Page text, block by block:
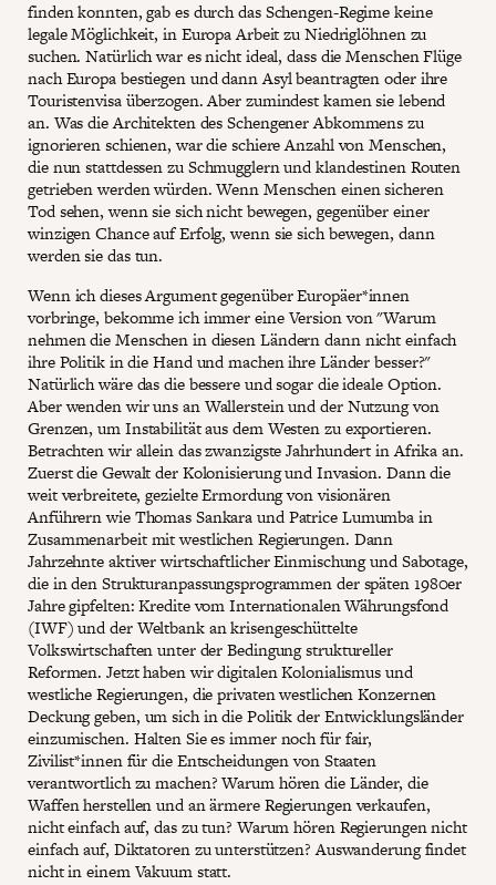
finden konnten, gab es durch das Schengen-Regime keine
legale Möglichkeit, in Europa Arbeit zu Niedriglöhnen zu
suchen. Natürlich war es nicht ideal, dass die Menschen Flüge
nach Europa bestiegen und dann Asyl beantragten oder ihre
Touristenvisa überzogen. Aber zumindest kamen sie lebend
an. Was die Architekten des Schengener Abkommens zu
ignorieren schienen, war die schiere Anzahl von Menschen,
die nun stattdessen zu Schmugglern und klandestinen Routen
getrieben werden würden. Wenn Menschen einen sicheren
Tod sehen, wenn sie sich nicht bewegen, gegenüber einer
winzigen Chance auf Erfolg, wenn sie sich bewegen, dann
werden sie das tun.
Wenn ich dieses Argument gegenüber Europäer*innen
vorbringe, bekomme ich immer eine Version von "Warum
nehmen die Menschen in diesen Ländern dann nicht einfach
ihre Politik in die Hand und machen ihre Länder besser?"
Natürlich wäre das die bessere und sogar die ideale Option.
Aber wenden wir uns an Wallerstein und der Nutzung von
Grenzen, um Instabilität aus dem Westen zu exportieren.
Betrachten wir allein das zwanzigste Jahrhundert in Afrika an.
Zuerst die Gewalt der Kolonisierung und Invasion. Dann die
weit verbreitete, gezielte Ermordung von visionären
Anführern wie Thomas Sankara und Patrice Lumumba in
Zusammenarbeit mit westlichen Regierungen. Dann
Jahrzehnte aktiver wirtschaftlicher Einmischung und Sabotage,
die in den Strukturanpassungsprogrammen der späten 1980er
Jahre gipfelten: Kredite vom Internationalen Währungsfond
(IWF) und der Weltbank an krisengeschüttelte
Volkswirtschaften unter der Bedingung struktureller
Reformen. Jetzt haben wir digitalen Kolonialismus und
westliche Regierungen, die privaten westlichen Konzernen
Deckung geben, um sich in die Politik der Entwicklungsländer
einzumischen. Halten Sie es immer noch für fair,
Zivilist*innen für die Entscheidungen von Staaten
verantwortlich zu machen? Warum hören die Länder, die
Waffen herstellen und an ärmere Regierungen verkaufen,
nicht einfach auf, das zu tun? Warum hören Regierungen nicht
einfach auf, Diktatoren zu unterstützen? Auswanderung findet
nicht in einem Vakuum statt.